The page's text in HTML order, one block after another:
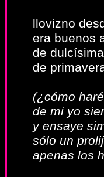
llovizno
era buenos
de
de
(¿cómo
de mi yo
y ensaye
sólo un
apenas los